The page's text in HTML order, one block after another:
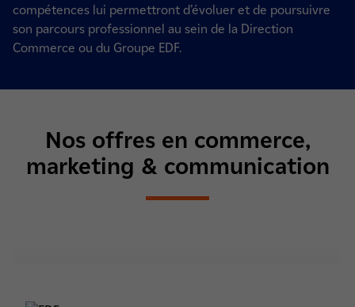
compétences lui permettront d’évoluer et de poursuivre
son parcours professionnel au sein de la Direction
Commerce ou du Groupe EDF.
Nos offres en commerce,
marketing & communication